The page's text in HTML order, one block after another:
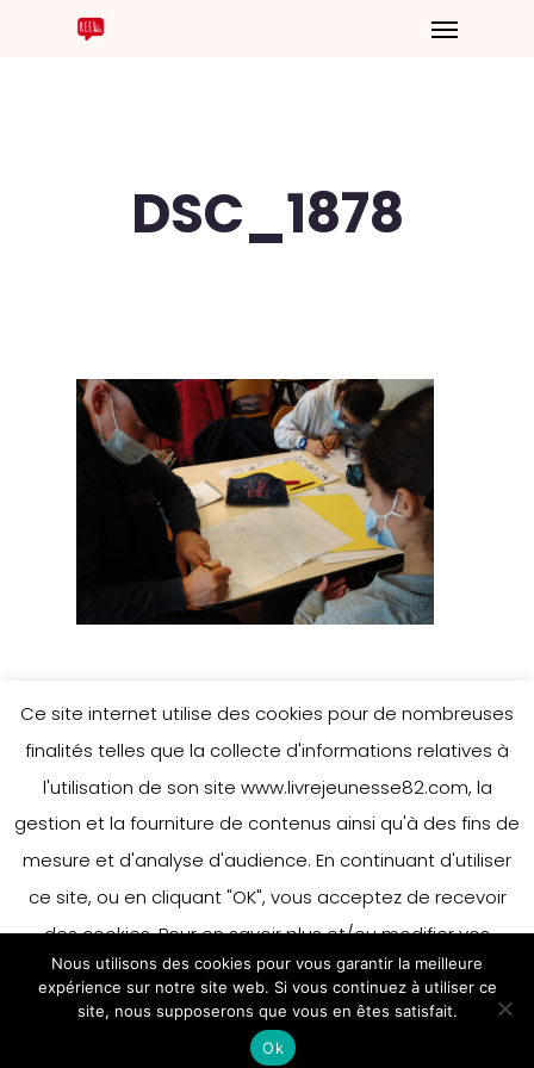
DSC_1878
Ce site internet utilise des cookies pour de nombreuses
finalités telles que la collecte d'informations relatives à
l'utilisation de son site www.livrejeunesse82.com, la
gestion et la fourniture de contenus ainsi qu'à des fins de
mesure et d'analyse d'audience. En continuant d'utiliser
ce site, ou en cliquant "OK", vous acceptez de recevoir
des cookies. Pour en savoir plus et/ou modifier vos
préférences en matière de cookies, merci de vous référer
à notre politique sur les cookies.
Accepter
En savoir plus
Nous utilisons des cookies pour vous garantir la meilleure
expérience sur notre site web. Si vous continuez à utiliser ce
site, nous supposerons que vous en êtes satisfait.
Ok